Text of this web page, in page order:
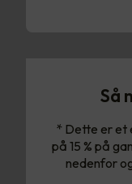
Så
* Dette er et
på 15 % på
nedenfor